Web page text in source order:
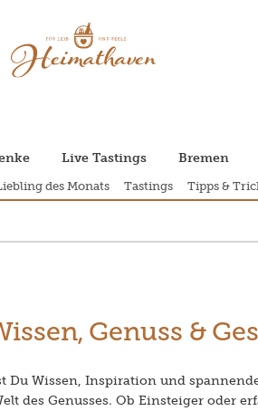
Live Tastings Bremen
des Monats Tastings Tipps &
Genuss &
Wissen, Inspiration und
des Genusses. Ob Einsteiger oder